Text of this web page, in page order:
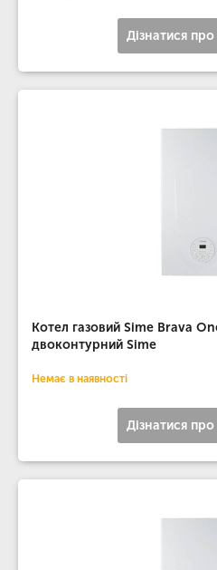
Дізнатися про
Котел газовий Sime Brava
двоконтурний Sime
Немає в наявності
Дізнатися про